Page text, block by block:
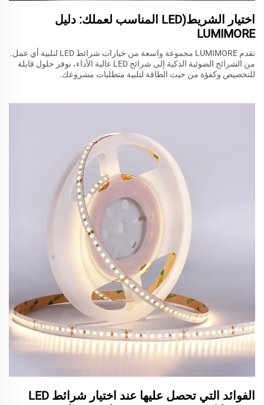
اختيار الشريط(LED المناسب لعملك: دليل
LUMIMORE
تقدم LUMIMORE مجموعة واسعة من خيارات شرائط LED لتلبية أي عمل.
من الشرائح الضوئية الذكية إلى شرائح LED عالية الأداء، نوفر حلول قابلة
للتخصيص وكفؤة من حيث الطاقة لتلبية متطلبات مشروعك.
الفوائد التي تحصل عليها عند اختيار شرائط LED